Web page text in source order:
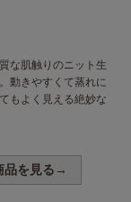
な肌触りのニット生
動きやすくて蒸れに
もよく見える絶妙な
品を見る→